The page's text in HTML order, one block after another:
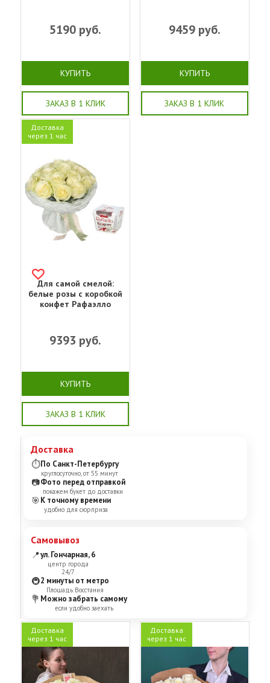
5190 руб.
КУПИТЬ
ЗАКАЗ В 1 КЛИК
9459руб.
КУПИТЬ
ЗАКАЗ В 1 КЛИК
Доставка
через 1 час
Для самой смелой:
белые розы с коробкой
конфет Рафаэлло
9393 руб.
КУПИТЬ
ЗАКАЗ В 1 КЛИК
Доставка
⏱По Санкт-Петербургу
круглосуточно, от 55 минут
📷Фото перед отправкой
покажем букет до доставки
🎯К точному времени
удобно для сюрприза
Самовывоз
📍ул. Гончарная, 6
центр города
24/7
🚇2 минуты от метро
Площадь Восстания
💐 Можно забрать самому
если удобно заехать
Доставка
через 1 час
Доставка
через 1 час